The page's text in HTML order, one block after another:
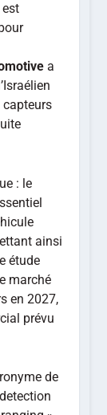
a
capteurs
: le
ainsi
étude
marché
en 2027,
prévu
de